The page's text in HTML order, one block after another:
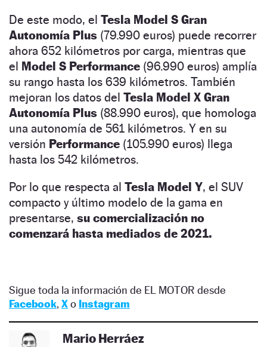
De este modo, el Tesla Model S Gran
Autonomía Plus (79.990 euros) puede recorrer
ahora 652 kilómetros por carga, mientras que
el Model S Performance (96.990 euros) amplía
su rango hasta los 639 kilómetros. También
mejoran los datos del Tesla Model X Gran
Autonomía Plus (88.990 euros), que homologa
una autonomía de 561 kilómetros. Y en su
versión Performance (105.990 euros) llega
hasta los 542 kilómetros.
Por lo que respecta al Tesla Model Y, el SUV
compacto y último modelo de la gama en
presentarse, su comercialización no
comenzará hasta mediados de 2021.
Sigue toda la información de EL MOTOR desde
Facebook, Xo Instagram
Mario Herráez